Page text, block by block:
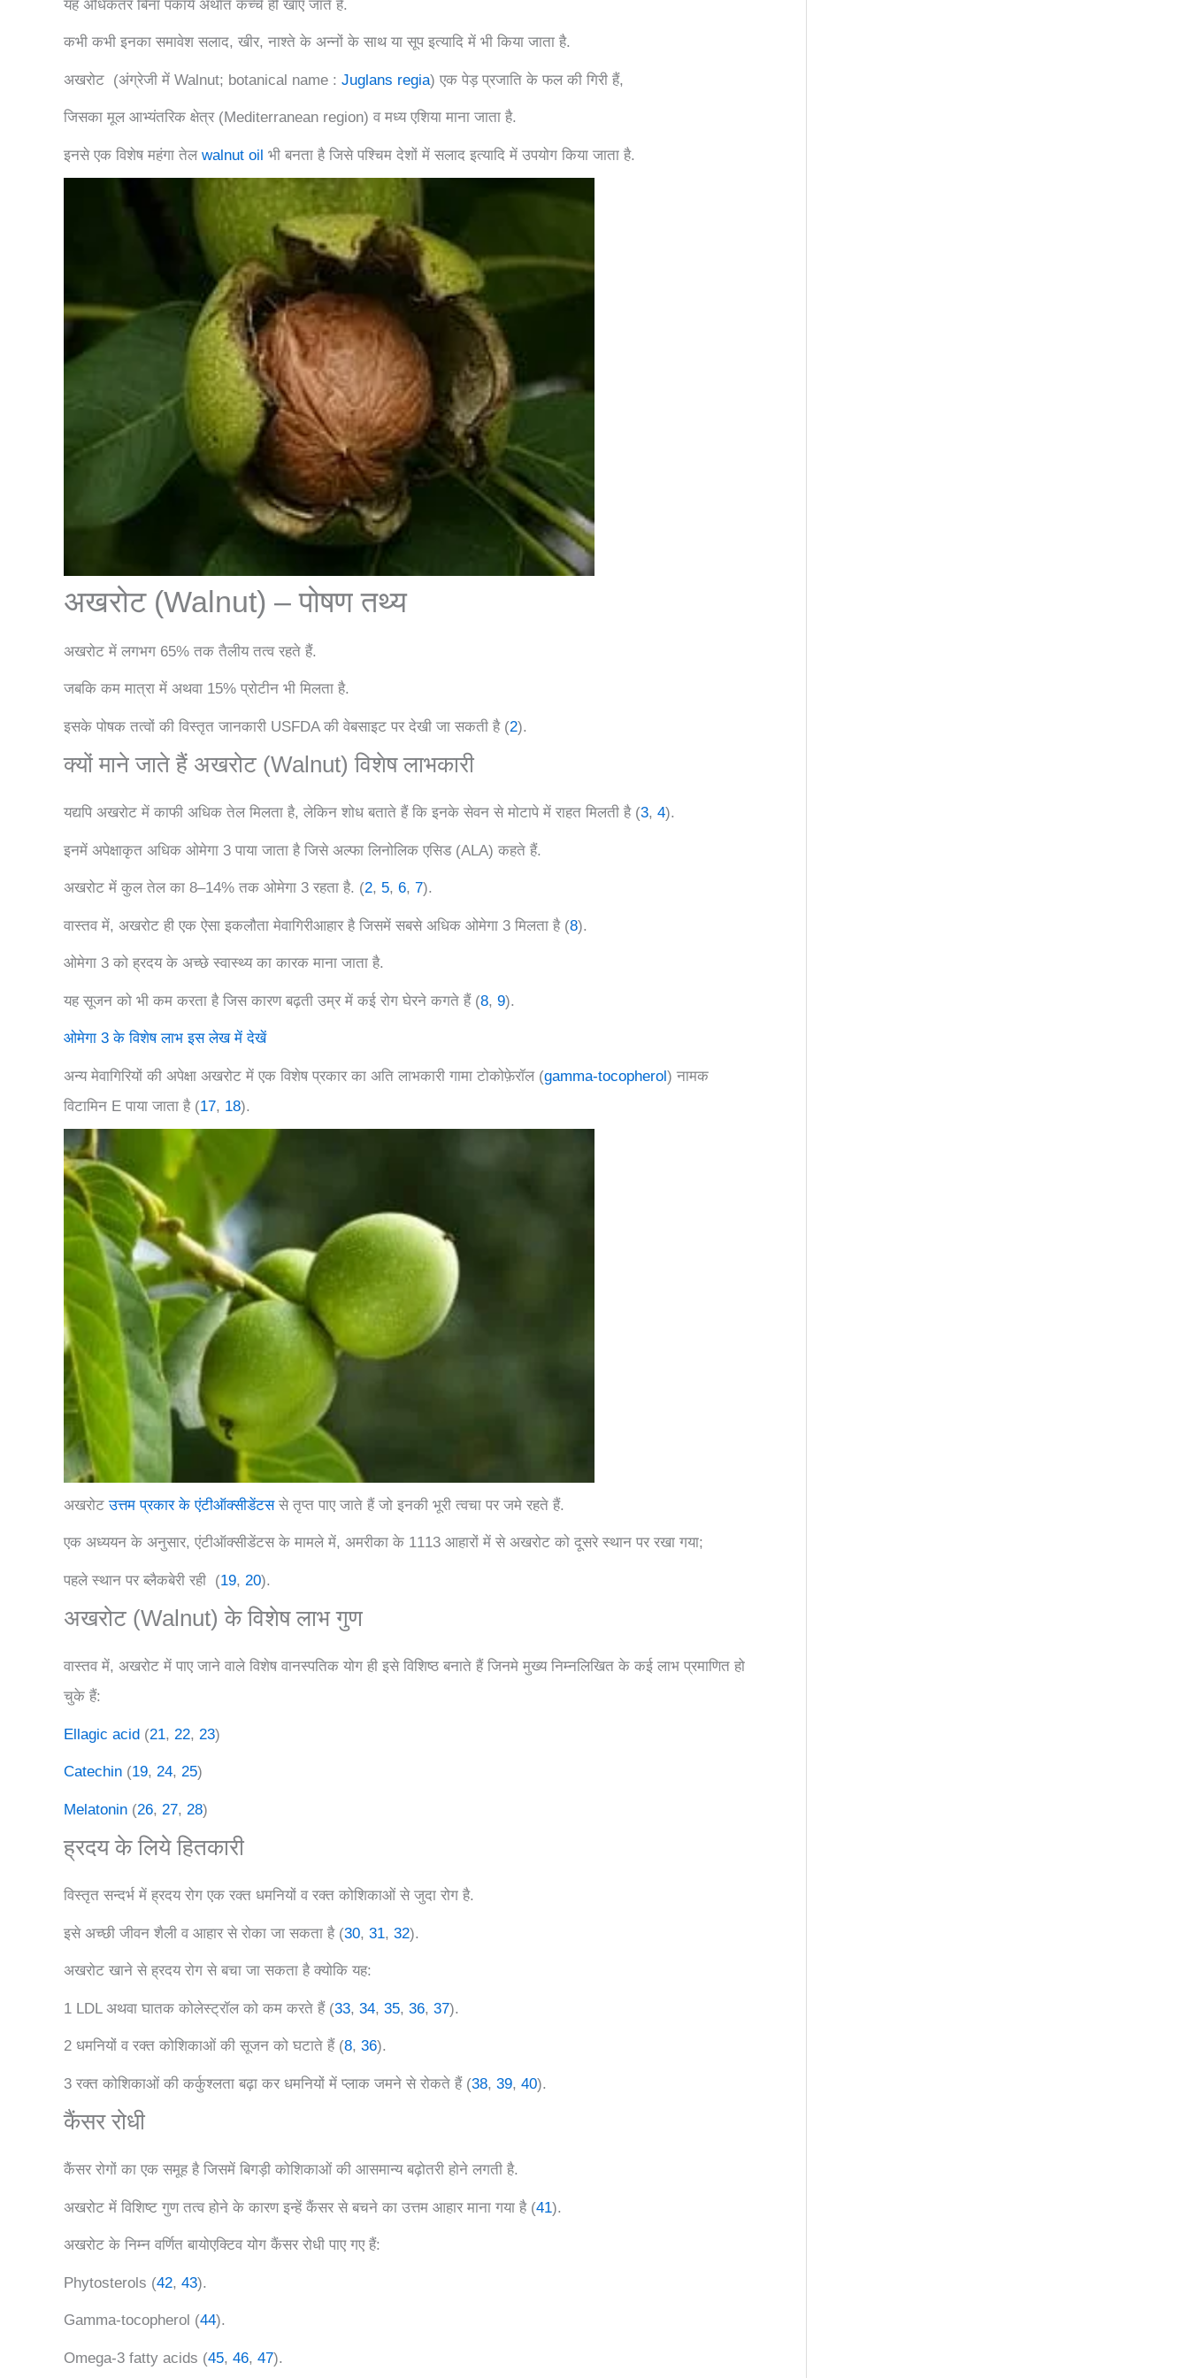
यह अधिकतर बिना पकाये अर्थात कच्चे ही खाए जाते हैं.
कभी कभी इनका समावेश सलाद, खीर, नाश्ते के अन्नों के साथ या सूप इत्यादि में भी किया जाता है.
अखरोट (अंग्रेजी में Walnut; botanical name : Juglans regia) एक पेड़ प्रजाति के फल की गिरी हैं,
जिसका मूल आभ्यंतरिक क्षेत्र (Mediterranean region) व मध्य एशिया माना जाता है.
इनसे एक विशेष महंगा तेल walnut oil भी बनता है जिसे पश्चिम देशों में सलाद इत्यादि में उपयोग किया जाता है.
अखरोट (Walnut) – पोषण तथ्य
अखरोट में लगभग 65% तक तैलीय तत्व रहते हैं.
जबकि कम मात्रा में अथवा 15% प्रोटीन भी मिलता है.
इसके पोषक तत्वों की विस्तृत जानकारी USFDA की वेबसाइट पर देखी जा सकती है (2).
क्यों माने जाते हैं अखरोट (Walnut) विशेष लाभकारी
यद्यपि अखरोट में काफी अधिक तेल मिलता है, लेकिन शोध बताते हैं कि इनके सेवन से मोटापे में राहत मिलती है (3, 4).
इनमें अपेक्षाकृत अधिक ओमेगा 3 पाया जाता है जिसे अल्फा लिनोलिक एसिड (ALA) कहते हैं.
अखरोट में कुल तेल का 8–14% तक ओमेगा 3 रहता है. (2, 5, 6, 7).
वास्तव में, अखरोट ही एक ऐसा इकलौता मेवागिरीआहार है जिसमें सबसे अधिक ओमेगा 3 मिलता है (8).
ओमेगा 3 को ह्रदय के अच्छे स्वास्थ्य का कारक माना जाता है.
यह सूजन को भी कम करता है जिस कारण बढ़ती उम्र में कई रोग घेरने कगते हैं (8, 9).
ओमेगा 3 के विशेष लाभ इस लेख में देखें
अन्य मेवागिरियों की अपेक्षा अखरोट में एक विशेष प्रकार का अति लाभकारी गामा टोकोफ़ेरॉल (gamma-tocopherol) नामक
विटामिन E पाया जाता है (17, 18).
अखरोटउत्तम प्रकार के एंटीऑक्सीडेंटससे तृप्त पाए जाते हैं जो इनकी भूरी त्वचा पर जमे रहते हैं.
एक अध्ययन के अनुसार, एंटीऑक्सीडेंटस के मामले में, अमरीका के 1113 आहारों में से अखरोट को दूसरे स्थान पर रखा गया;
पहले स्थान पर ब्लैकबेरी रही (19, 20).
अखरोट (Walnut) के विशेष लाभ गुण
वास्तव में, अखरोट में पाए जाने वाले विशेष वानस्पतिक योग ही इसे विशिष्ठ बनाते हैं जिनमे मुख्य निम्नलिखित के कई लाभ प्रमाणित हो
चुके हैं:
Ellagic acid (21, 22, 23)
Catechin (19, 24, 25)
Melatonin (26, 27, 28)
ह्रदय के लिये हितकारी
विस्तृत सन्दर्भ में ह्रदय रोग एक रक्त धमनियों व रक्त कोशिकाओं से जुदा रोग है.
इसे अच्छी जीवन शैली व आहार से रोका जा सकता है (30, 31, 32).
अखरोट खाने से ह्रदय रोग से बचा जा सकता है क्योकि यह:
1 LDL अथवा घातक कोलेस्ट्रॉल को कम करते हैं (33, 34, 35, 36, 37).
2 धमनियों व रक्त कोशिकाओं की सूजन को घटाते हैं (8, 36).
3 रक्त कोशिकाओं की कर्कुश्लता बढ़ा कर धमनियों में प्लाक जमने से रोकते हैं (38, 39, 40).
कैंसर रोधी
कैंसर रोगों का एक समूह है जिसमें बिगड़ी कोशिकाओं की आसमान्य बढ़ोतरी होने लगती है.
अखरोट में विशिष्ट गुण तत्व होने के कारण इन्हें कैंसर से बचने का उत्तम आहार माना गया है (41).
अखरोट के निम्न वर्णित बायोएक्टिव योग कैंसर रोधी पाए गए हैं:
Phytosterols (42, 43).
Gamma-tocopherol (44).
Omega-3 fatty acids (45, 46, 47).